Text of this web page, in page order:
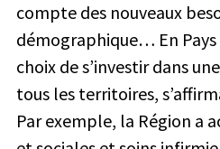
compte des nouveaux
démographique… En
choix de s’investir dans
tous les territoires,
Par exemple, la Région a